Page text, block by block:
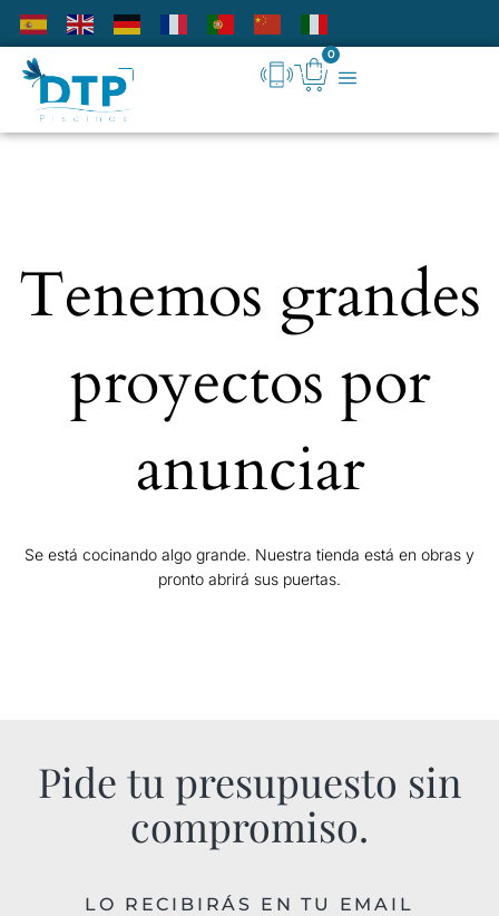
0
Tenemos grandes
proyectos por
anunciar
Se está cocinando algo grande. Nuestra tienda está en obras y
pronto abrirá sus puertas.
Pide tu presupuesto sin
compromiso.
LO RECIBIRÁS EN TU EMAIL